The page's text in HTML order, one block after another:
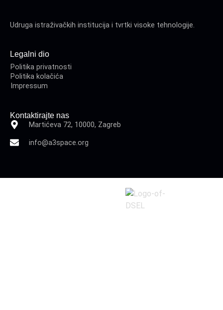
Udruga istraživačkih institucija i tvrtki visoke tehnologije.
Legalni dio
Politika privatnosti
Politika kolačića
Impressum
Kontaktirajte nas
Martićeva 72, 10000, Zagreb
info@a3space.org